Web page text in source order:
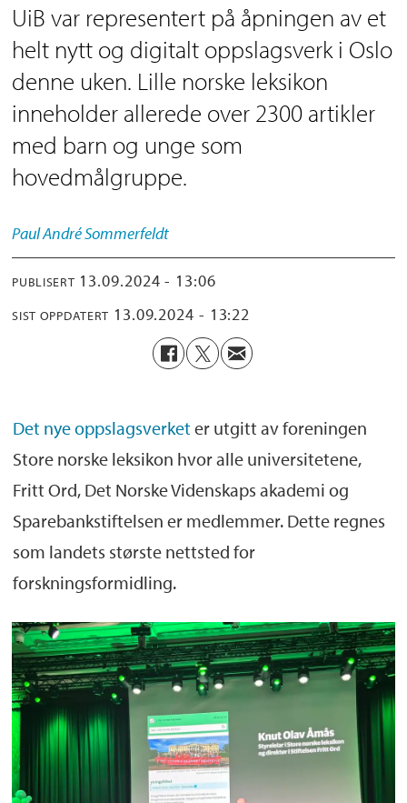
UiB var representert på åpningen av et
helt nytt og digitalt oppslagsverk i Oslo
denne uken. Lille norske leksikon
inneholder allerede over 2300 artikler
med barn og unge som
hovedmålgruppe.
Paul AndréSommerfeldt
PUBLISERT 13.09.2024 - 13:06
SIST OPPDATERT 13.09.2024 - 13:22
Det nye oppslagsverketer utgitt av foreningen
Store norske leksikon hvor alle universitetene,
Fritt Ord, Det Norske Videnskaps akademi og
Sparebankstiftelsen er medlemmer. Dette regnes
som landets største nettsted for
forskningsformidling.